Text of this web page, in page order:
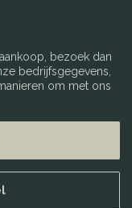
bezoek dan
bedrijfsgegevens,
om met ons